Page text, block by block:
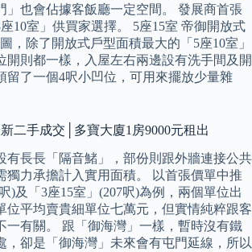
」也會佔據客飯廳一定空間。 發展商首張
10室」供買家選擇。 5座15室 帝御開放式
，除了開放式戶型面積最大的「5座10室」
開則都一樣，入屋左右兩邊設有洗手間及開
留了一個4呎小凹位，可用來擺放少量雜
二手成交│多寶大廈1房9000元租出
有長長「隔音鯺」，部份則跟外牆連接公共
獨力承擔計入實用面積。 以首張價單中推
)及「3座15室」(207呎)為例，兩個單位出
位平均賣貴細單位七萬元，但實情純粹跟客
一有關。 跟「御海灣」一樣，暫時沒有鐵
，卻是「御海灣」未來會有屯門延線，所以